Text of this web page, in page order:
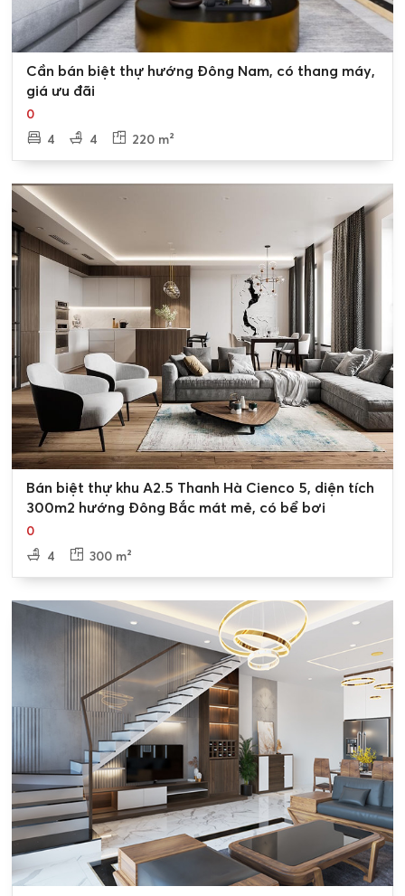
Cần bán biệt thự hướng Đông Nam, có thang máy,
giá ưu đãi
0
4
4 220 m²
Bán biệt thự khu A2.5 Thanh Hà Cienco 5, diện tích
300m2 hướng Đông Bắc mát mẻ, có bể bơi
0
4
300 m²